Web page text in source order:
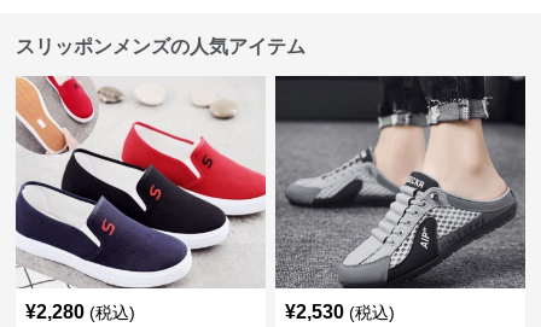
スリッポンメンズの人気アイテム
¥2,280 (税込) ¥2,530 (税込)